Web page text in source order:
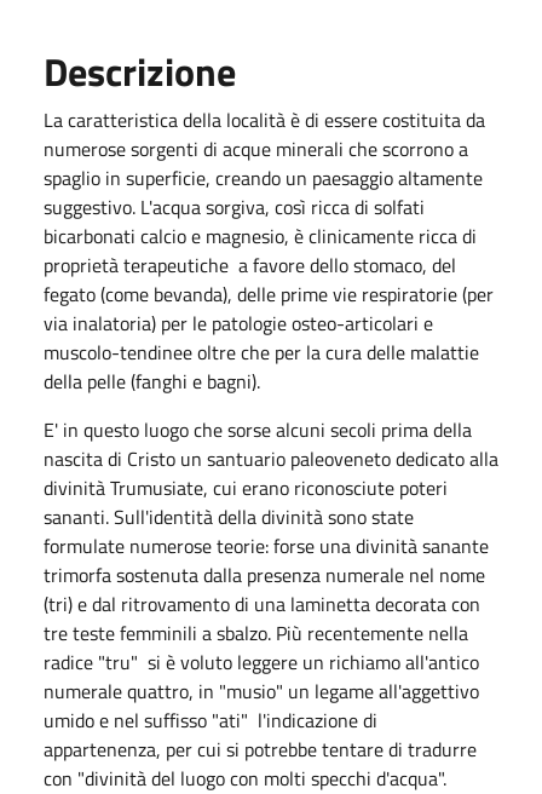
Descrizione
La caratteristica della località è di essere costituita da
numerose sorgenti di acque minerali che scorrono a
spaglio in superficie, creando un paesaggio altamente
suggestivo. L'acqua sorgiva, così ricca di solfati
bicarbonati calcio e magnesio, è clinicamente ricca di
proprietà terapeutiche a favore dello stomaco, del
fegato (come bevanda), delle prime vie respiratorie (per
via inalatoria) per le patologie osteo-articolari e
muscolo-tendinee oltre che per la cura delle malattie
della pelle (fanghi e bagni).
E' in questo luogo che sorse alcuni secoli prima della
nascita di Cristo un santuario paleoveneto dedicato alla
divinità Trumusiate, cui erano riconosciute poteri
sananti. Sull'identità della divinità sono state
formulate numerose teorie: forse una divinità sanante
trimorfa sostenuta dalla presenza numerale nel nome
(tri) e dal ritrovamento di una laminetta decorata con
tre teste femminili a sbalzo. Più recentemente nella
radice "tru" si è voluto leggere un richiamo all'antico
numerale quattro, in "musio" un legame all'aggettivo
umido e nel suffisso "ati" l'indicazione di
appartenenza, per cui si potrebbe tentare di tradurre
con "divinità del luogo con molti specchi d'acqua".